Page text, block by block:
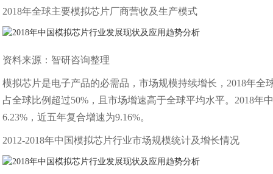
2018年全球主要模拟芯片厂商营收及生产模式
资料来源：智研咨询整理
模拟芯片是电子产品的必需品，市场规模持续增长，2018年
占全球比例超过50%，且市场增速高于全球平均水平。2018年
6.23%，近五年复合增速为9.16%。
2012-2018年中国模拟芯片行业市场规模统计及增长情况